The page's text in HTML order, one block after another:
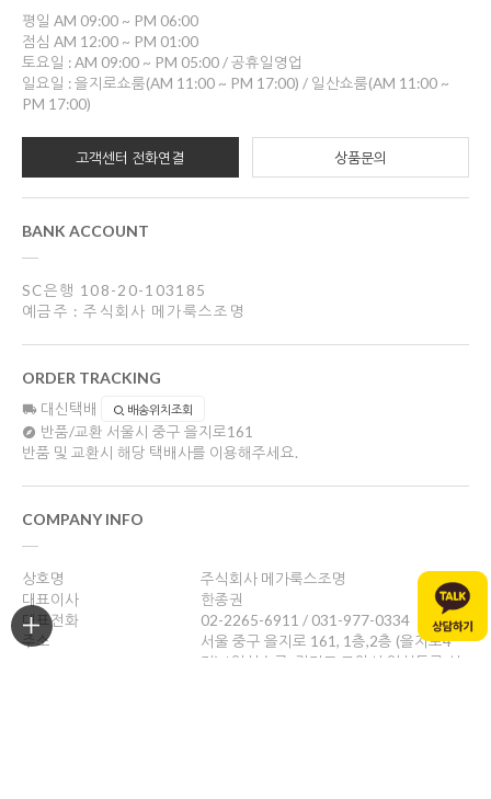
평일 AM 09:00 ~ PM 06:00
점심 AM 12:00 ~ PM 01:00
토요일 : AM 09:00 ~ PM 05:00 / 공휴일영업
일요일 : 을지로쇼룸(AM 11:00 ~ PM 17:00) / 일산쇼룸(AM 11:00 ~
PM 17:00)
고객센터 전화연결 상품문의
BANK ACCOUNT
SC은행 108-20-103185
예금주 : 주식회사 메가룩스조명
ORDER TRACKING
대신택배 배송위치조회
반품/교환 서울시 중구 을지로161
반품 및 교환시 해당 택배사를 이용해주세요.
COMPANY INFO
상호명
주식회사 메가룩스조명
대표이사
한종권
대표전화
02-2265-6911 / 031-977-0334
주소
서울 중구 을지로 161, 1층,2층 (을지로4
가) / 일산쇼룸: 경기도 고양시 일산동구 성